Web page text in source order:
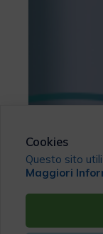
Cookies
Questo sito
Maggiori